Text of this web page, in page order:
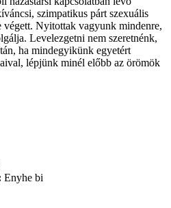
szimpatikus párt szexuális
végett. Nyitottak vagyunk mindenre,
Levelezgetni nem szeretnénk,
ha mindegyikünk egyetért
lépjünk minél előbb az örömök
Enyhe bi